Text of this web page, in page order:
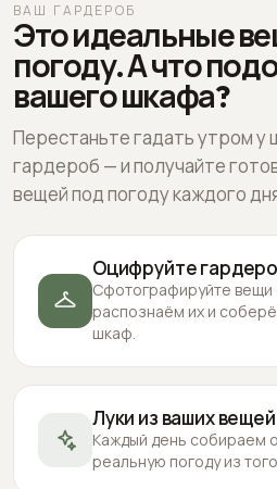
ВАШ ГАРДЕРОБ
Это идеальные
погоду. А что
вашего шкафа?
Перестаньте гадать утром
гардероб — и получайте
вещей под погоду каждого
Оцифруйте
Сфотографируйте вещи
распознаём их и
шкаф.
Луки из ваших вещей
Каждый день собираем
реальную погоду из